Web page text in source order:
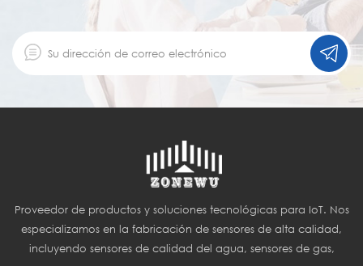
Proveedor de productos y soluciones tecnológicas para IoT. Nos
especializamos en la fabricación de sensores de alta calidad,
incluyendo sensores de calidad del agua, sensores de gas,